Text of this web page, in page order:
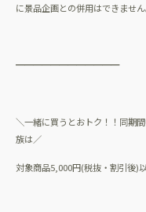
に景品企画との併用はできません
━━━━━━━━━━━━
＼一緒に買うとおトク！！同期
族は／
対象商品5,000円(税抜・割引後)